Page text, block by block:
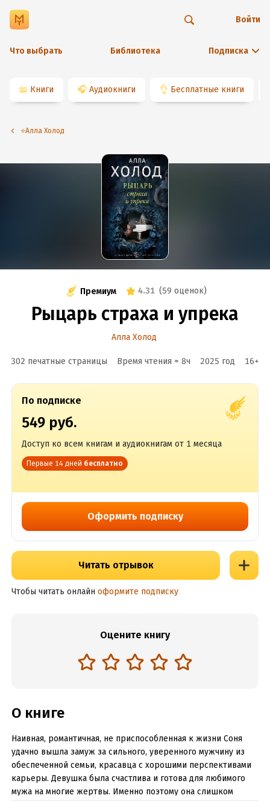
Что выбрать Библиотека Подписка
Войти
📖 Книги 🎧 Аудиокниги 👌 Бесплатные книги
⭐️Алла Холод
Премиум 4.31 (59 оценок)
Рыцарь страха и упрека
Алла Холод
302 печатные страницы Время чтения ≈ 8ч 2025 год 16+
По подписке
549 руб.
Доступ ко всем книгам и аудиокнигам от 1 месяца
Первые 14 дней бесплатно
Оформить подписку
Читать отрывок
Чтобы читать онлайн оформите подписку
Оцените книгу
О книге
Наивная, романтичная, не приспособленная к жизни Соня
удачно вышла замуж за сильного, уверенного мужчину из
обеспеченной семьи, красавца с хорошими перспективами
карьеры. Девушка была счастлива и готова для любимого
мужа на многие жертвы. Именно поэтому она слишком